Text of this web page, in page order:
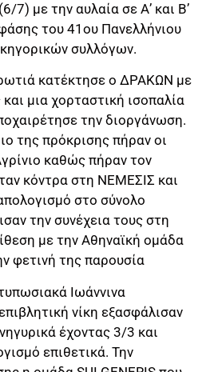
7) με την αυλαία σε Α’ και Β’
του 41ου Πανελλήνιου
συλλόγων.
κατέκτησε ο ΔΡΑΚΩΝ με
μια χορταστική ισοπαλία
την διοργάνωση.
της πρόκρισης πήραν οι
καθώς πήραν τον
κόντρα στη ΝΕΜΕΣΙΣ και
στο σύνολο
την συνέχεια τους στη
με την Αθηναϊκή ομάδα
φετινή της παρουσία
Ιωάννινα
νίκη εξασφάλισαν
έχοντας 3/3 και
επιθετικά. Την